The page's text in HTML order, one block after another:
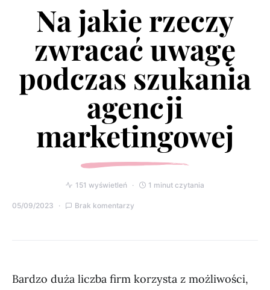
Na jakie rzeczy
zwracać uwagę
podczas szukania
agencji
marketingowej
151 wyświetleń 1 minut czytania
05/09/2023 Brak komentarzy
Bardzo duża liczba firm korzysta z możliwości,